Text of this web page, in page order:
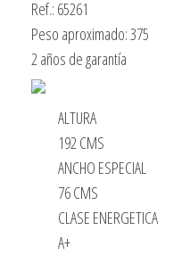
Ref.: 65261
Peso aproximado: 375
2 años de garantía
ALTURA
192 CMS
ANCHO ESPECIAL
76 CMS
CLASE ENERGETICA
A+